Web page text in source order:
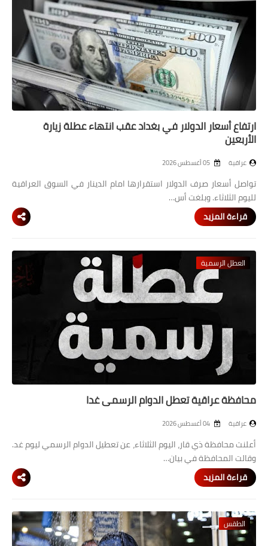
ارتفاع أسعار الدولار في بغداد عقب انتهاء عطلة زيارة
الأربعين
عراقية
تواصل أسعار صرف الدولار استقرارها امام الدينار في السوق العراقية
لليوم الثلاثاء. وبلغت أس…
قراءة المزيد
العطل الرسمية
محافظة عراقية تعطل الدوام الرسمي غدا
عراقية
أعلنت محافظة ذي قار، اليوم الثلاثاء، عن تعطيل الدوام الرسمي ليوم غد.
وقالت المحافظة في بيان…
قراءة المزيد
الطقس